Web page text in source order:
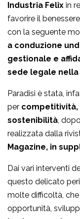
Industria Felix in
favorire il
con la seguente
a conduzione
gestionale e
sede legale
Paradisi è stata,
per competitività,
sostenibilità, dopo
realizzata dalla
Magazine, in
Dai vari interventi
questo delicato
molte difficoltà,
opportunità,